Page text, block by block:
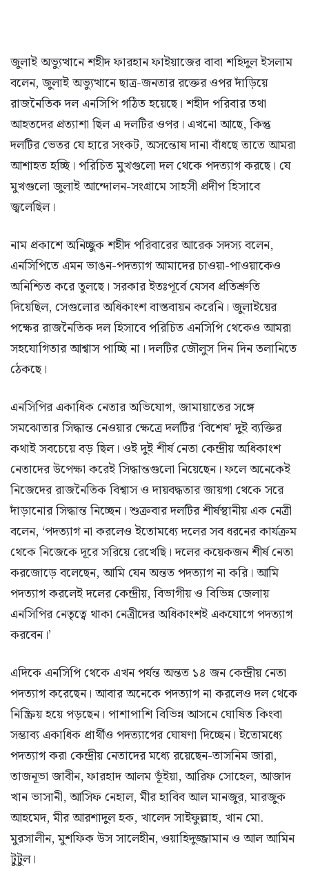
জুলাই অভ্যুত্থানে শহীদ ফারহান ফাইয়াজের বাবা শহিদুল ইসলাম
বলেন, জুলাই অভ্যুত্থানে ছাত্র-জনতার রক্তের ওপর দাঁড়িয়ে
রাজনৈতিক দল এনসিপি গঠিত হয়েছে। শহীদ পরিবার তথা
আহতদের প্রত্যাশা ছিল এ দলটির ওপর। এখনো আছে, কিন্তু
দলটির ভেতর যে হারে সংকট, অসন্তোষ দানা বাঁধছে তাতে আমরা
আশাহত হচ্ছি। পরিচিত মুখগুলো দল থেকে পদত্যাগ করছে। যে
মুখগুলো জুলাই আন্দোলন-সংগ্রামে সাহসী প্রদীপ হিসাবে
জ্বলেছিল।
নাম প্রকাশে অনিচ্ছুক শহীদ পরিবারের আরেক সদস্য বলেন,
এনসিপিতে এমন ভাঙন-পদত্যাগ আমাদের চাওয়া-পাওয়াকেও
অনিশ্চিত করে তুলছে। সরকার ইতঃপূর্বে যেসব প্রতিশ্রুতি
দিয়েছিল, সেগুলোর অধিকাংশ বাস্তবায়ন করেনি। জুলাইয়ের
পক্ষের রাজনৈতিক দল হিসাবে পরিচিত এনসিপি থেকেও আমরা
সহযোগিতার আশ্বাস পাচ্ছি না। দলটির জৌলুস দিন দিন তলানিতে
ঠেকছে।
এনসিপির একাধিক নেতার অভিযোগ, জামায়াতের সঙ্গে
সমঝোতার সিদ্ধান্ত নেওয়ার ক্ষেত্রে দলটির ‘বিশেষ’ দুই ব্যক্তির
কথাই সবচেয়ে বড় ছিল। ওই দুই শীর্ষ নেতা কেন্দ্রীয় অধিকাংশ
নেতাদের উপেক্ষা করেই সিদ্ধান্তগুলো নিয়েছেন। ফলে অনেকেই
নিজেদের রাজনৈতিক বিশ্বাস ও দায়বদ্ধতার জায়গা থেকে সরে
দাঁড়ানোর সিদ্ধান্ত নিচ্ছেন। শুক্রবার দলটির শীর্ষস্থানীয় এক নেত্রী
বলেন, ‘পদত্যাগ না করলেও ইতোমধ্যে দলের সব ধরনের কার্যক্রম
থেকে নিজেকে দূরে সরিয়ে রেখেছি। দলের কয়েকজন শীর্ষ নেতা
করজোড়ে বলেছেন, আমি যেন অন্তত পদত্যাগ না করি। আমি
পদত্যাগ করলেই দলের কেন্দ্রীয়, বিভাগীয় ও বিভিন্ন জেলায়
এনসিপির নেতৃত্বে থাকা নেত্রীদের অধিকাংশই একযোগে পদত্যাগ
করবেন।’
এদিকে এনসিপি থেকে এখন পর্যন্ত অন্তত ১৪ জন কেন্দ্রীয় নেতা
পদত্যাগ করেছেন। আবার অনেকে পদত্যাগ না করলেও দল থেকে
নিষ্ক্রিয় হয়ে পড়ছেন। পাশাপাশি বিভিন্ন আসনে ঘোষিত কিংবা
সম্ভাব্য একাধিক প্রার্থীও পদত্যাগের ঘোষণা দিচ্ছেন। ইতোমধ্যে
পদত্যাগ করা কেন্দ্রীয় নেতাদের মধ্যে রয়েছেন-তাসনিম জারা,
তাজনূভা জাবীন, ফারহাদ আলম ভূঁইয়া, আরিফ সোহেল, আজাদ
খান ভাসানী, আসিফ নেহাল, মীর হাবিব আল মানজুর, মারজুক
আহমেদ, মীর আরশাদুল হক, খালেদ সাইফুল্লাহ, খান মো.
মুরসালীন, মুশফিক উস সালেহীন, ওয়াহিদুজ্জামান ও আল আমিন
টুটুল।